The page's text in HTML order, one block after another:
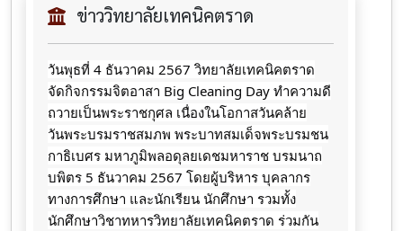
ข่าววิทยาลัยเทคนิคตราด
วันพุธที่ 4 ธันวาคม 2567 วิทยาลัยเทคนิคตราด
จัดกิจกรรมจิตอาสา Big Cleaning Day ทำความดี
ถวายเป็นพระราชกุศล เนื่องในโอกาสวันคล้าย
วันพระบรมราชสมภพ พระบาทสมเด็จพระบรมชน
กาธิเบศร มหาภูมิพลอดุลยเดชมหาราช บรมนาถ
บพิตร 5 ธันวาคม 2567 โดยผู้บริหาร บุคลากร
ทางการศึกษา และนักเรียน นักศึกษา รวมทั้ง
นักศึกษาวิชาทหารวิทยาลัยเทคนิคตราด ร่วมกัน